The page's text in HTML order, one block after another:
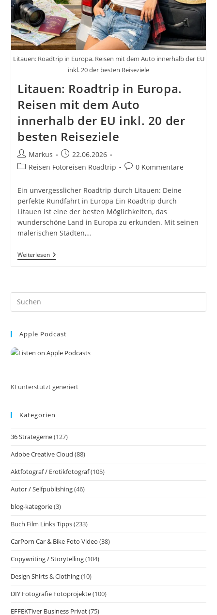
Litauen: Roadtrip in Europa. Reisen mit dem Auto innerhalb der EU
inkl. 20 der besten Reiseziele
Litauen: Roadtrip in Europa.
Reisen mit dem Auto
innerhalb der EU inkl. 20 der
besten Reiseziele
Beitrags-
Autor:
Markus
Beitrag
veröffentlicht:
22.06.2026
Beitrags-
Reisen Fotoreisen Roadtrip
Beitrags-
0 Kommentare
Ein unvergesslicher Roadtrip durch Litauen: Deine
perfekte Rundfahrt in Europa Ein Roadtrip durch
Litauen ist eine der besten Möglichkeiten, das
wunderschöne Land in Europa zu erkunden. Mit seinen
malerischen Städten,…
WeiterlesenLitauen:
Roadtrip
Mit
EU
Der
Apple Podcast
KI unterstützt generiert
Kategorien
36 Strategeme(127)
Adobe Creative Cloud (88)
Aktfotograf / Erotikfotograf(105)
Autor / Selfpublishing(46)
blog-kategorie(3)
Buch Film Links Tipps(233)
CarPorn Car & Bike Foto Video (38)
Copywriting / Storytelling(104)
Design Shirts & Clothing(10)
DIY Fotografie Fotoprojekte(100)
EFFEKTiver Business Privat(75)